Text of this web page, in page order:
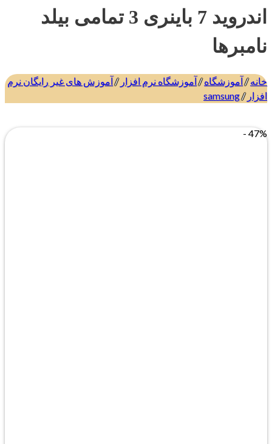
اندروید 7 باینری 3 تمامی بیلد
نامبرها
خانه/ آموزشگاه / آموزشگاه نرم افزار
آموزش های غیر رایگان نرم
افزار
samsung
47% -